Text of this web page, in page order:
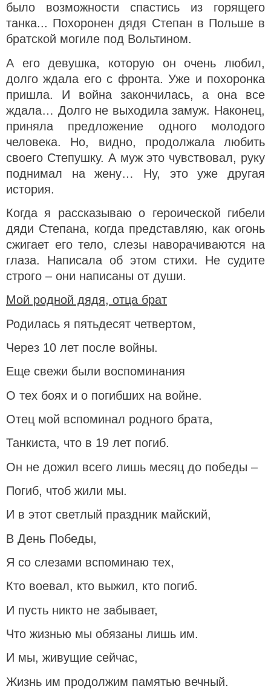
было возможности спастись из горящего
танка... Похоронен дядя Степан в Польше в
братской могиле под Вольтином.
А его девушка, которую он очень любил,
долго ждала его с фронта. Уже и похоронка
пришла. И война закончилась, а она все
ждала… Долго не выходила замуж. Наконец,
приняла предложение одного молодого
человека. Но, видно, продолжала любить
своего Степушку. А муж это чувствовал, руку
поднимал на жену… Ну, это уже другая
история.
Когда я рассказываю о героической гибели
дяди Степана, когда представляю, как огонь
сжигает его тело, слезы наворачиваются на
глаза. Написала об этом стихи. Не судите
строго – они написаны от души.
Мой родной дядя, отца брат
Родилась я пятьдесят четвертом,
Через 10 лет после войны.
Еще свежи были воспоминания
О тех боях и о погибших на войне.
Отец мой вспоминал родного брата,
Танкиста, что в 19 лет погиб.
Он не дожил всего лишь месяц до победы –
Погиб, чтоб жили мы.
И в этот светлый праздник майский,
В День Победы,
Я со слезами вспоминаю тех,
Кто воевал, кто выжил, кто погиб.
И пусть никто не забывает,
Что жизнью мы обязаны лишь им.
И мы, живущие сейчас,
Жизнь им продолжим памятью вечный.